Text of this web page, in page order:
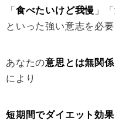
「 食べたいけど我慢 」「
といった強い意志を必
あなたの意思とは無関係
により
短期間でダイエット効果